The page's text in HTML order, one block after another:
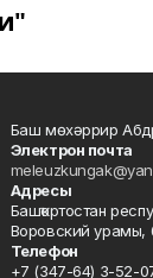
Баш мөхәррир
Электрон почта
Адресы
Башҡортостан
Воровский урамы,
Телефон
+7 (347-64) 3-52-